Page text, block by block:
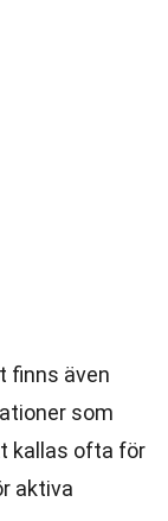
finns även
som
kallas ofta för
aktiva